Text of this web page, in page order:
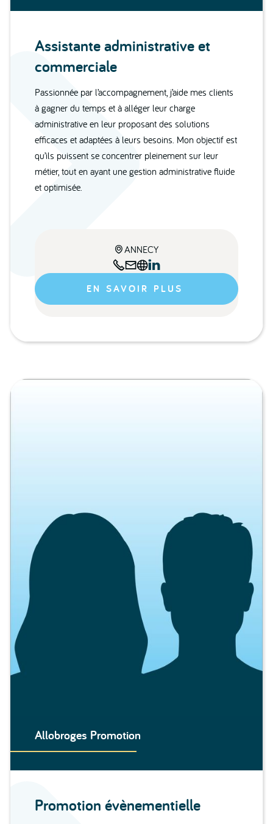
Assistante administrative et
commerciale
Passionnée par l’accompagnement, j’aide mes clients
à gagner du temps et à alléger leur charge
administrative en leur proposant des solutions
efficaces et adaptées à leurs besoins. Mon objectif est
qu’ils puissent se concentrer pleinement sur leur
métier, tout en ayant une gestion administrative fluide
et optimisée.
ANNECY

EN SAVOIR PLUS
Allobroges Promotion
Promotion évènementielle